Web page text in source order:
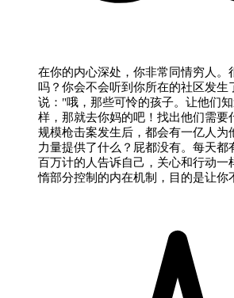
在你的内心深处，你非常同情穷人。
吗？你会不会听到你所在的社区发生
说："哦，那些可怜的孩子。让他们
样，那就去你妈的吧！找出他们需要
规模枪击案发生后，都会有一亿人为
力量提供了什么？屁都没有。每天
百万计的人告诉自己，关心和行动一
惰部分控制的内在机制，目的是让你